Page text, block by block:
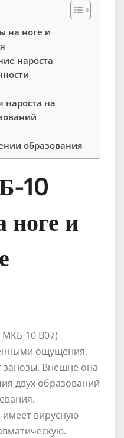
на ноге и
нароста
нароста на
образования
10
и
10 В07)
ощущения,
Внешне она
двух образований
вирусную